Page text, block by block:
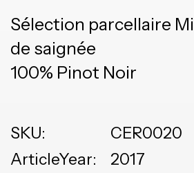
Sélection parcellaire
de saignée
100% Pinot Noir
SKU:
CER0020
ArticleYear:
2017